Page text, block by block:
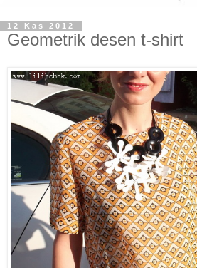
12 Kas 2012
Geometrik desen t-shirt